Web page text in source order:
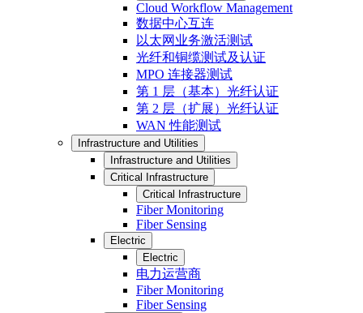
Cloud Workflow Management
数据中心互连
以太网业务激活测试
光纤和铜缆测试及认证
MPO 连接器测试
第 1 层（基本）光纤认证
第 2 层（扩展）光纤认证
WAN 性能测试
Infrastructure and Utilities
Infrastructure and Utilities
Critical Infrastructure
Critical Infrastructure
Fiber Monitoring
Fiber Sensing
Electric
Electric
电力运营商
Fiber Monitoring
Fiber Sensing